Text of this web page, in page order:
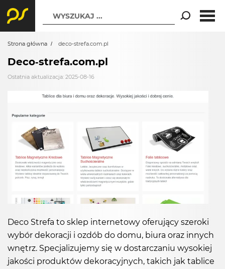
WYSZUKAJ ...
Strona główna deco-strefa.com.pl
Deco-strefa.com.pl
Ostatnia aktualizacja: 2025-08-16
Deco Strefa to sklep internetowy oferujący szeroki
wybór dekoracji i ozdób do domu, biura oraz innych
wnętrz. Specjalizujemy się w dostarczaniu wysokiej
jakości produktów dekoracyjnych, takich jak tablice